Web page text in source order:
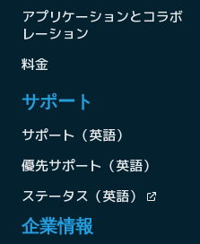
アプリケーションとコラボ
レーション
料金
サポート
サポート（英語）
優先サポート（英語）
ステータス（英語）
企業情報